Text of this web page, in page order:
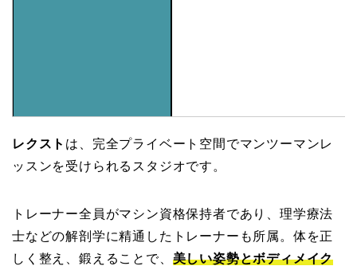
レクスト は、完全プライベート空間でマンツーマンレ
ッスンを受けられるスタジオです。
トレーナー全員がマシン資格保持者であり、理学療法
士などの解剖学に精通したトレーナーも所属。体を正
しく整え、鍛えることで、 美しい姿勢とボディメイク